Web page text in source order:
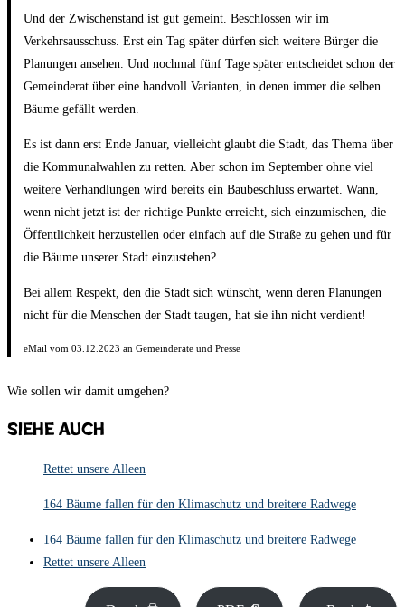
Und der Zwischenstand ist gut gemeint. Beschlossen wir im
Verkehrsausschuss. Erst ein Tag später dürfen sich weitere Bürger die
Planungen ansehen. Und nochmal fünf Tage später entscheidet schon der
Gemeinderat über eine handvoll Varianten, in denen immer die selben
Bäume gefällt werden.
Es ist dann erst Ende Januar, vielleicht glaubt die Stadt, das Thema über
die Kommunalwahlen zu retten. Aber schon im September ohne viel
weitere Verhandlungen wird bereits ein Baubeschluss erwartet. Wann,
wenn nicht jetzt ist der richtige Punkte erreicht, sich einzumischen, die
Öffentlichkeit herzustellen oder einfach auf die Straße zu gehen und für
die Bäume unserer Stadt einzustehen?
Bei allem Respekt, den die Stadt sich wünscht, wenn deren Planungen
nicht für die Menschen der Stadt taugen, hat sie ihn nicht verdient!
eMail vom 03.12.2023 an Gemeinderäte und Presse
Wie sollen wir damit umgehen?
Siehe auch
Rettet unsere Alleen
164 Bäume fallen für den Klimaschutz und breitere Radwege
164 Bäume fallen für den Klimaschutz und breitere Radwege
Rettet unsere Alleen